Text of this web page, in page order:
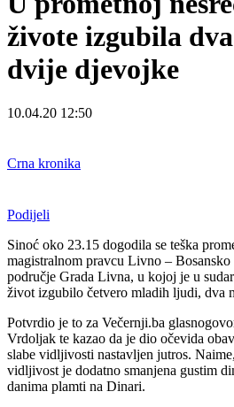
živote izgubila
dvije djevojke
10.04.20 12:50
Crna kronika
Podijeli
Sinoć oko 23.15 dogodila se teška
magistralnom pravcu Livno –
područje Grada Livna, u kojoj je u
život izgubilo četvero mladih ljudi, dva
Potvrdio je to za Večernji.ba
Vrdoljak te kazao da je dio očevida
slabe vidljivosti nastavljen jutros.
vidljivost je dodatno smanjena gustim
danima plamti na Dinari.